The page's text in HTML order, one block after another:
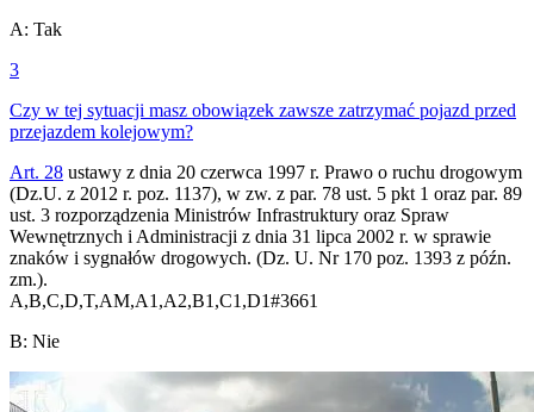
A: Tak
3
Czy w tej sytuacji masz obowiązek zawsze zatrzymać pojazd przed
przejazdem kolejowym?
Art. 28 ustawy z dnia 20 czerwca 1997 r. Prawo o ruchu drogowym
(Dz.U. z 2012 r. poz. 1137), w zw. z par. 78 ust. 5 pkt 1 oraz par. 89
ust. 3 rozporządzenia Ministrów Infrastruktury oraz Spraw
Wewnętrznych i Administracji z dnia 31 lipca 2002 r. w sprawie
znaków i sygnałów drogowych. (Dz. U. Nr 170 poz. 1393 z późn.
zm.).
A,B,C,D,T,AM,A1,A2,B1,C1,D1#3661
B: Nie